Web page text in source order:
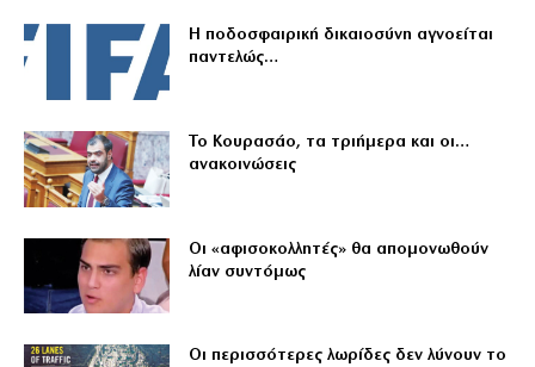
Η ποδοσφαιρική δικαιοσύνη αγνοείται
παντελώς…
Το Κουρασάο, τα τριήμερα και οι…
ανακοινώσεις
Οι «αφισοκολλητές» θα απομονωθούν
λίαν συντόμως
Οι περισσότερες λωρίδες δεν λύνουν το